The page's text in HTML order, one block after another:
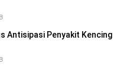
Antisipasi Penyakit Kencing